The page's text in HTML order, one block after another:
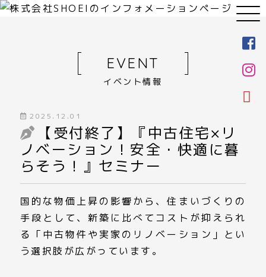
EVENT
イベント情報
2025.12.01
【受付終了】『中古住宅×リ
ノベーション！安全・快適に暮
らそう！』セミナー
国的な物価上昇の影響から、住まいづくりの
手段として、新築に比べてコストが抑えられ
る「中古物件や実家のリノベーション」とい
う選択肢が広がっています。